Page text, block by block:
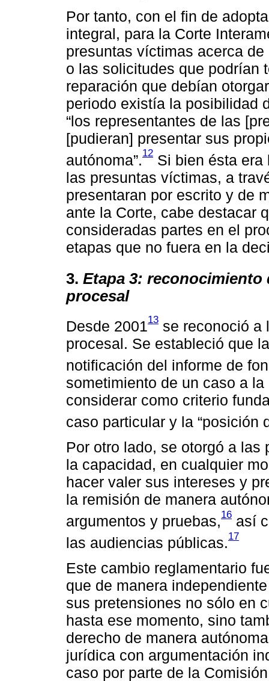
Por tanto, con el fin de
integral, para la Corte
presuntas víctimas acerca
o las solicitudes que podrían
reparación que debían
periodo existía la posibilidad
“los representantes de las
[pudieran] presentar sus
autónoma”.12 Si bien ésta era
las presuntas víctimas, a
presentaran por escrito y de
ante la Corte, cabe destacar
consideradas partes en el
etapas que no fuera en la
3. Etapa 3:
procesal
Desde 200113 se reconoció a
procesal. Se estableció que
notificación del informe de
sometimiento de un caso a
considerar como criterio
caso particular y la “posición
Por otro lado, se otorgó a
la capacidad, en cualquier
hacer valer sus intereses y
la remisión de manera
argumentos y pruebas,16 así
las audiencias públicas.17
Este cambio reglamentario
que de manera
sus pretensiones no sólo en
hasta ese momento, sino
derecho de manera
jurídica con argumentación
caso por parte de la